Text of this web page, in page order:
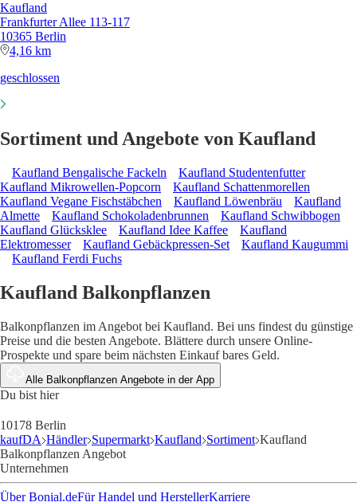
Kaufland
Frankfurter Allee 113-117
10365 Berlin
4,16 km
geschlossen
Sortiment und Angebote von Kaufland
Kaufland Bengalische Fackeln
Kaufland Studentenfutter
Kaufland Mikrowellen-Popcorn
Kaufland Schattenmorellen
Kaufland Vegane Fischstäbchen
Kaufland Löwenbräu
Kaufland
Almette
Kaufland Schokoladenbrunnen
Kaufland Schwibbogen
Kaufland Glücksklee
Kaufland Idee Kaffee
Kaufland
Elektromesser
Kaufland Gebäckpressen-Set
Kaufland Kaugummi
Kaufland Ferdi Fuchs
Kaufland Balkonpflanzen
Balkonpflanzen im Angebot bei Kaufland. Bei uns findest du günstige
Preise und die besten Angebote. Blättere durch unsere Online-
Prospekte und spare beim nächsten Einkauf bares Geld.
Alle Balkonpflanzen Angebote in der App
Du bist hier
10178 Berlin
kaufDA Händler Supermarkt Kaufland Sortiment Kaufland
Balkonpflanzen Angebot
Unternehmen
Über Bonial.deFür Handel und HerstellerKarriere